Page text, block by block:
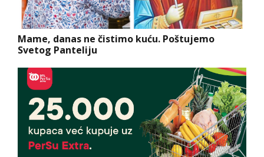
Mame, danas ne čistimo kuću. Poštujemo
Svetog Panteliju